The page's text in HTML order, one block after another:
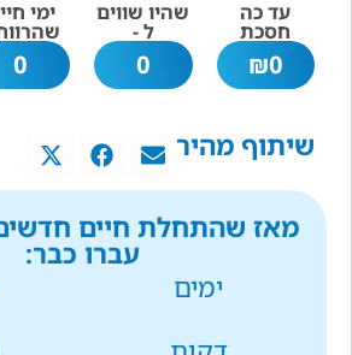
עד כה
חסכת
0
₪
שהיו שווים
ל -
0
ימי
0
שיתוף מהיר
מאז שהתחלת חיים
עברו כבר:
ימים